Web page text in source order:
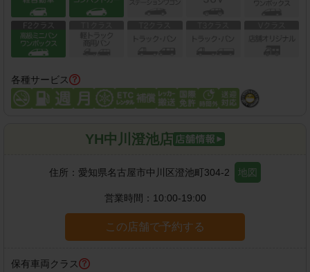
各種サービス
YH中川澄池店
住所： 愛知県名古屋市中川区澄池町304-2 地図
営業時間： 10:00-19:00
この店舗で予約する
保有車両クラス